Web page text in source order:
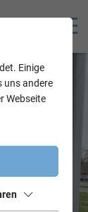
Einige
uns andere
Webseite